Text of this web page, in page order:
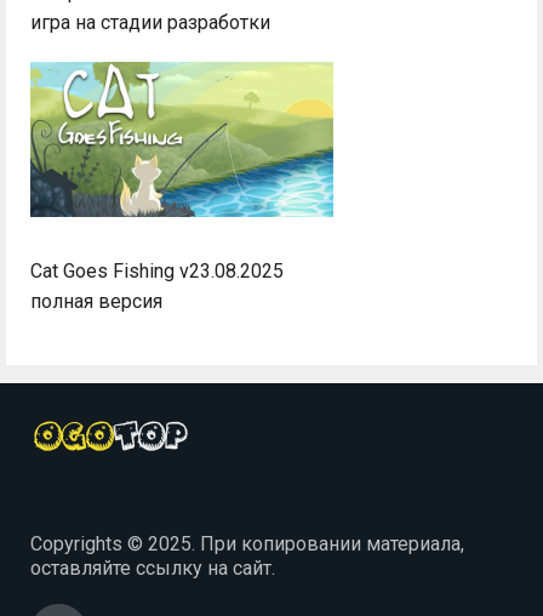
игра на стадии разработки
Cat Goes Fishing v23.08.2025
полная версия
Copyrights © 2025. При копировании материала,
оставляйте ссылку на сайт.